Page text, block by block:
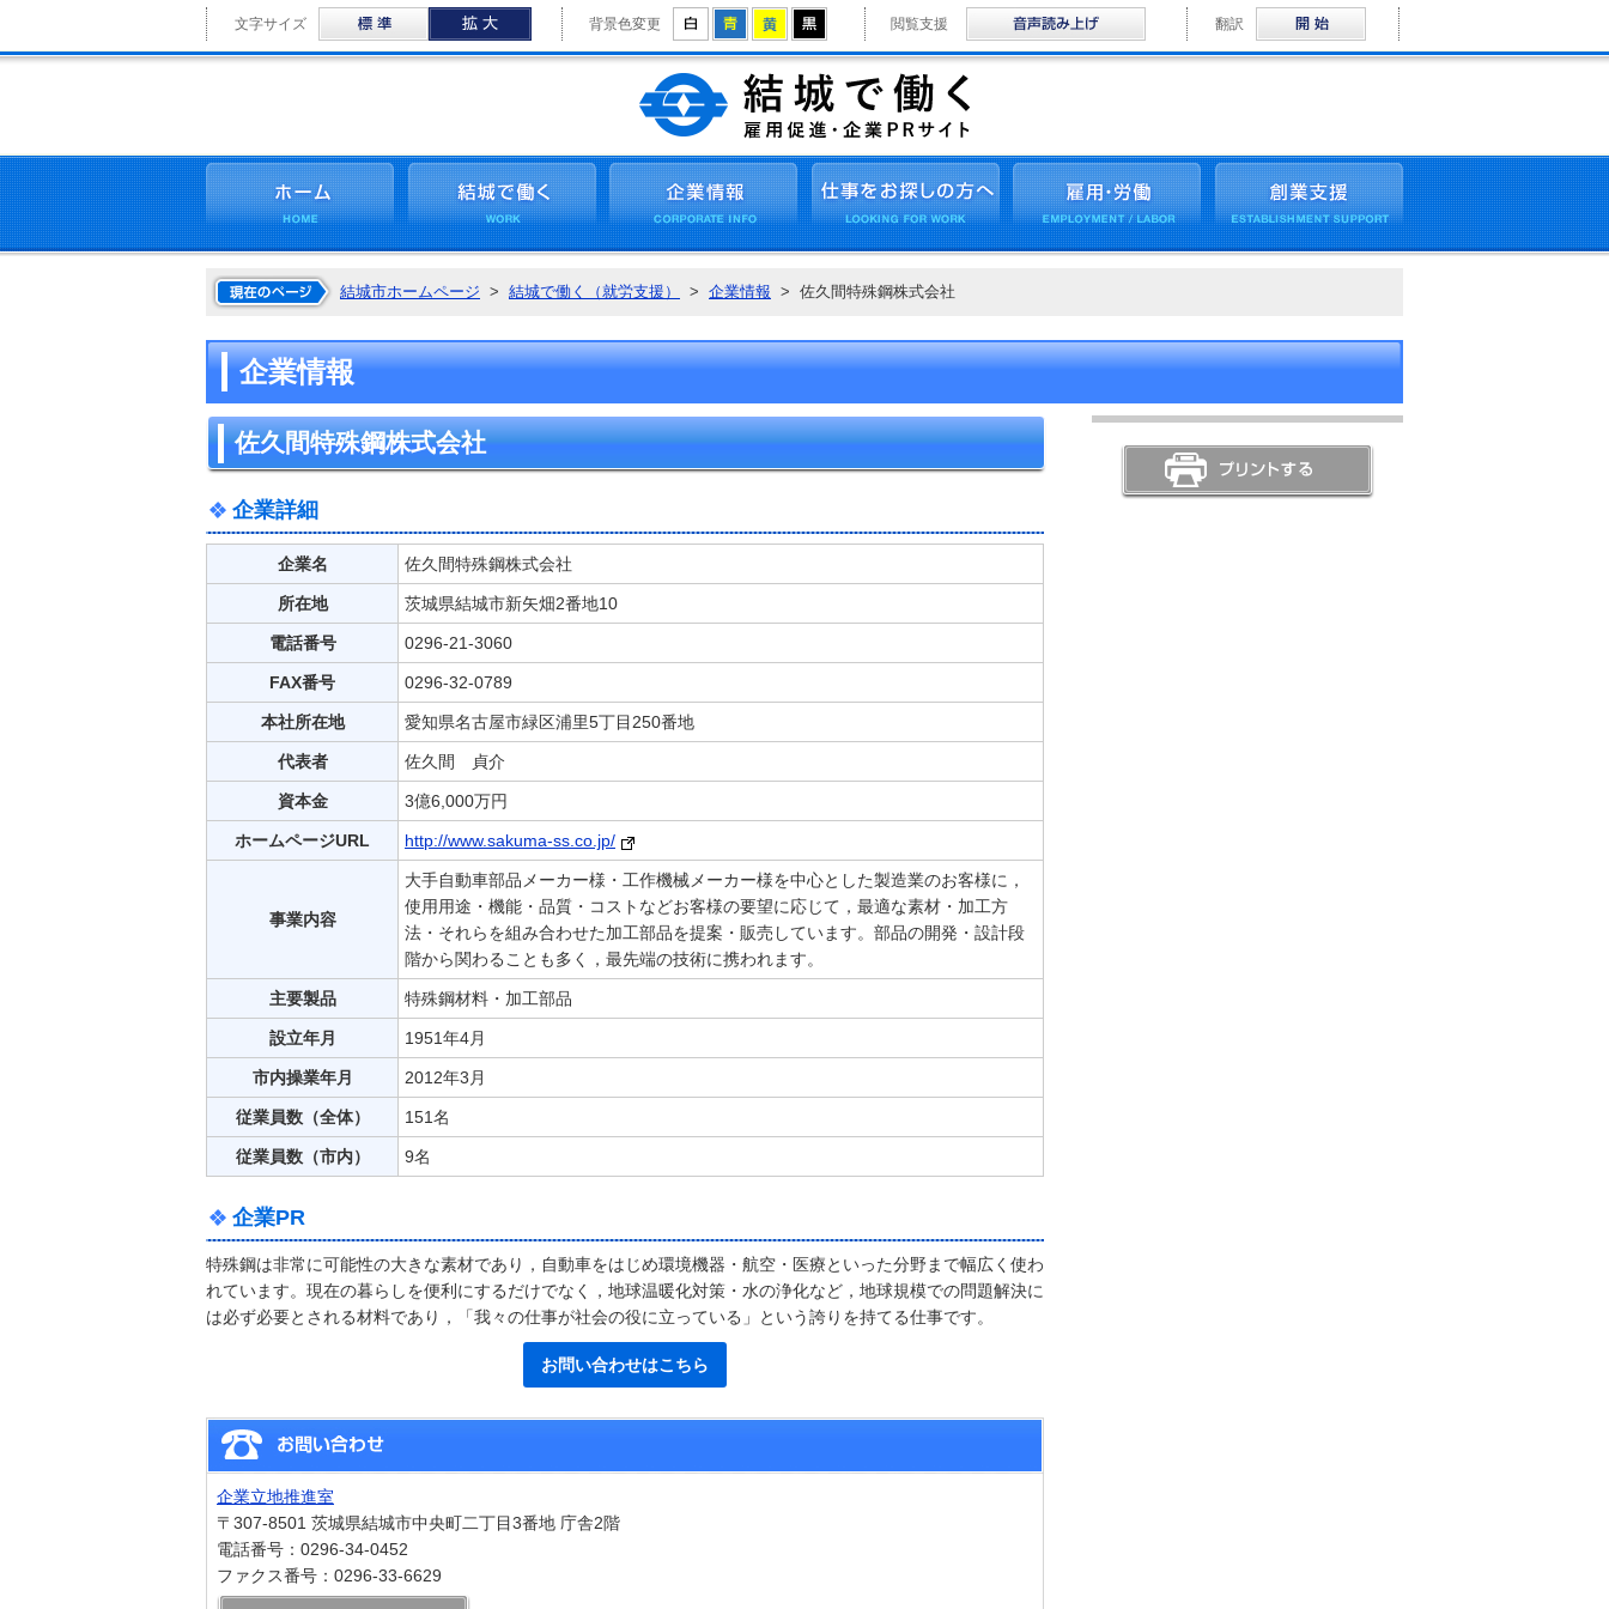
ホーム 結城で働く 企業情報 仕事をお探しの方へ 雇用・労働 創業支援
文字サイズ 拡大 背景色変更 白 青 黄 閲覧支援 音声読み上げ
翻訳 Multilingual
結城市ホームページ > 結城で働く（就労支援） > 企業情報 > 佐久間特殊鋼株式会社
企業情報
佐久間特殊鋼株式会社
企業詳細
企業名 佐久間特殊鋼株式会社
所在地 茨城県結城市新矢畑2番地10
電話番号 0296-21-3060
FAX番号 0296-32-0789
本社所在地 愛知県名古屋市緑区浦里5丁目250番地
代表者 佐久間 貞介
資本金 3億6,000万円
ホームページURL http://www.sakuma-ss.co.jp/
事業内容
大手自動車部品メーカー様・工作機械メーカー様を中心とした製造業のお客様に，
使用用途・機能・品質・コストなどお客様の要望に応じて，最適な素材・加工方
法・それらを組み合わせた加工部品を提案・販売しています。部品の開発・設計段
階から関わることも多く，最先端の技術に携われます。
主要製品 特殊鋼材料・加工部品
設立年月 1951年4月
市内操業年月 2012年3月
従業員数（全体） 151名
従業員数（市内） 9名
企業PR
特殊鋼は非常に可能性の大きな素材であり，自動車をはじめ環境機器・航空・医療といった分野まで幅広く使わ
れています。現在の暮らしを便利にするだけでなく，地球温暖化対策・水の浄化など，地球規模での問題解決に
は必ず必要とされる材料であり，「我々の仕事が社会の役に立っている」という誇りを持てる仕事です。
お問い合わせはこちら
企業立地推進室
〒307-8501 茨城県結城市中央町二丁目3番地 庁舎2階
電話番号：0296-34-0452
ファクス番号：0296-33-6629